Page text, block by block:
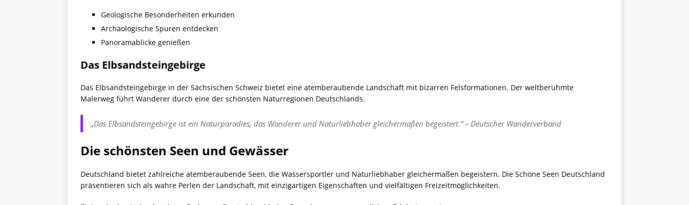
Geologische Besonderheiten erkunden
Archäologische Spuren entdecken
Panoramablicke genießen
Das Elbsandsteingebirge
Das Elbsandsteingebirge in der Sächsischen Schweiz bietet eine atemberaubende Landschaft mit bizarren Felsformationen. Der weltberühmte
Malerweg führt Wanderer durch eine der schönsten Naturregionen Deutschlands.
„Das Elbsandsteingebirge ist ein Naturparadies, das Wanderer und Naturliebhaber gleichermaßen begeistert.“ – Deutscher Wanderverband
Die schönsten Seen und Gewässer
Deutschland bietet zahlreiche atemberaubende Seen, die Wassersportler und Naturliebhaber gleichermaßen begeistern. Die Schöne Seen Deutschland
präsentieren sich als wahre Perlen der Landschaft, mit einzigartigen Eigenschaften und vielfältigen Freizeitmöglichkeiten.